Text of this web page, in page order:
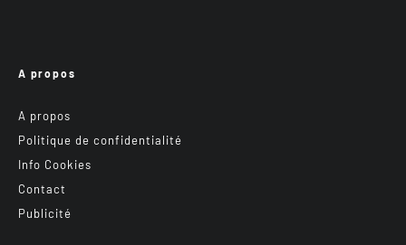
A propos
A propos
Politique de confidentialité
Info Cookies
Contact
Publicité